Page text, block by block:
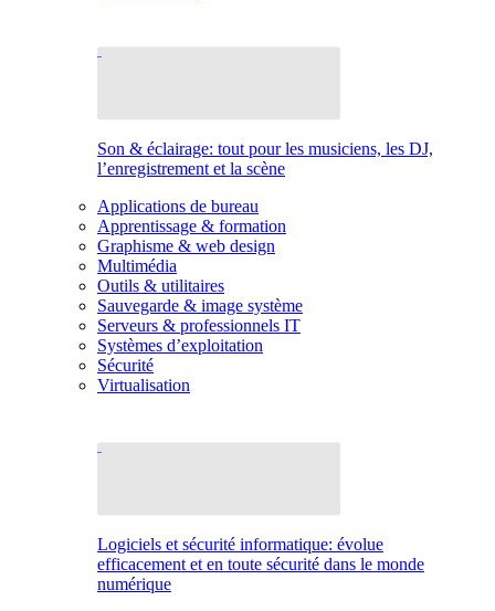
Son & éclairage: tout pour les musiciens, les DJ,
l’enregistrement et la scène
Applications de bureau
Apprentissage & formation
Graphisme & web design
Multimédia
Outils & utilitaires
Sauvegarde & image système
Serveurs & professionnels IT
Systèmes d’exploitation
Sécurité
Virtualisation
Logiciels et sécurité informatique: évolue
efficacement et en toute sécurité dans le monde
numérique